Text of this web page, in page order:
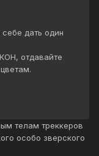
дать один
отдавайте
телам треккеров
особо зверского